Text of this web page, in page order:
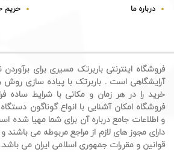
درباره ما
حریم
فروشگاه اینترنتی باربرتک مسیری برای
آرایشگاهی است . باربرتک با پیاده سازی روش
خرید را در هر زمان و مکانی با شرایط ساده
فروشگاه امکان آشنایی با انواع گوناگون
و اطلاعات جامع درباره آن برای شما مهیا شده
دارای مجوز های لازم از مراجع مربوطه می باشند
قوانین و مقررات جمهوری اسلامی ایران می باشد.